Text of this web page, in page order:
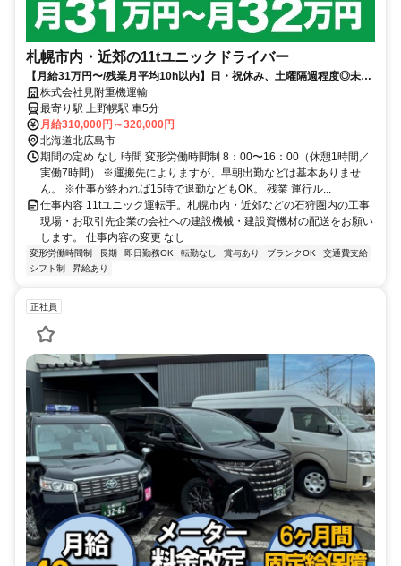
札幌市内・近郊の11tユニックドライバー
【月給31万円〜/残業月平均10h以内】日・祝休み、土曜隔週程度◎未経
験もOK
株式会社見附重機運輸
最寄り駅 上野幌駅 車5分
月給310,000円～320,000円
北海道北広島市
期間の定め なし 時間 変形労働時間制 8：00〜16：00（休憩1時間／
実働7時間） ※運搬先によりますが、早朝出勤などは基本ありませ
ん。 ※仕事が終われば15時で退勤などもOK。 残業 運行ル...
仕事内容 11tユニック運転手。札幌市内・近郊などの石狩圏内の工事
現場・お取引先企業の会社への建設機械・建設資機材の配送をお願い
します。 仕事内容の変更 なし
変形労働時間制 長期 即日勤務OK 転勤なし 賞与あり ブランクOK
交通費支給
シフト制
昇給あり
正社員